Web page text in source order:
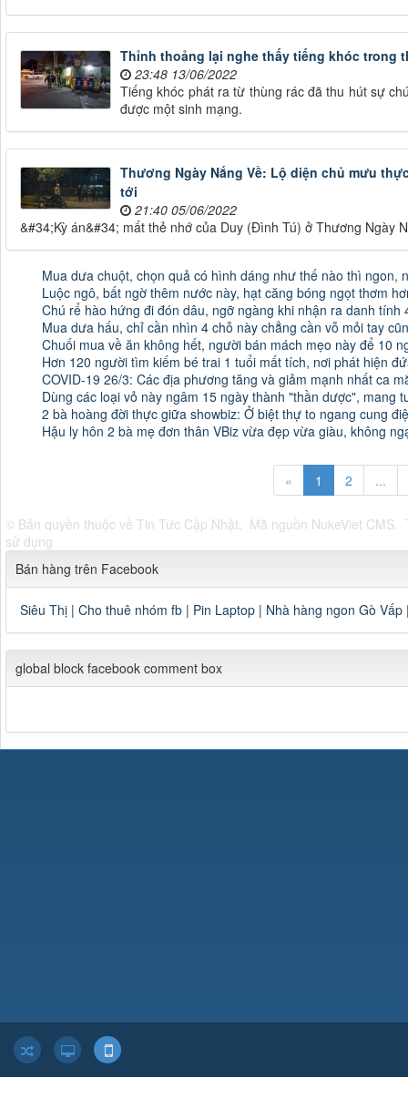
Thỉnh thoảng lại nghe thấy tiếng khóc trong
23:48 13/06/2022
Tiếng khóc phát ra từ thùng rác đã thu hút sự
được một sinh mạng.
Thương Ngày Nắng Về: Lộ diện chủ mưu
tới
21:40 05/06/2022
&#34;Kỳ án&#34; mất thẻ nhớ của Duy (Đình Tú) ở Thương Ngày
Mua dưa chuột, chọn quả có hình dáng như thế nào thì ngon,
Luộc ngô, bất ngờ thêm nước này, hạt căng bóng ngọt thơm
Chú rể hào hứng đi đón dâu, ngỡ ngàng khi nhận ra danh tính
Mua dưa hấu, chỉ cần nhìn 4 chỗ này chẳng cần vỗ mỏi tay
Chuối mua về ăn không hết, người bán mách mẹo này để 10
Hơn 120 người tìm kiếm bé trai 1 tuổi mất tích, nơi phát hiện
COVID-19 26/3: Các địa phương tăng và giảm mạnh nhất ca
Dùng các loại vỏ này ngâm 15 ngày thành "thần dược", mang
2 bà hoàng đời thực giữa showbiz: Ở biệt thự to ngang cung
Hậu ly hôn 2 bà mẹ đơn thân VBiz vừa đẹp vừa giàu, không
« 1 2 ...
© Bản quyền thuộc về Tin Tức Cập Nhật Mã nguồn NukeViet CMS
sử dụng
Bán hàng trên Facebook
Siêu Thị | Cho thuê nhóm fb | Pin Laptop | Nhà hàng ngon Gò Vấp
global block facebook comment box